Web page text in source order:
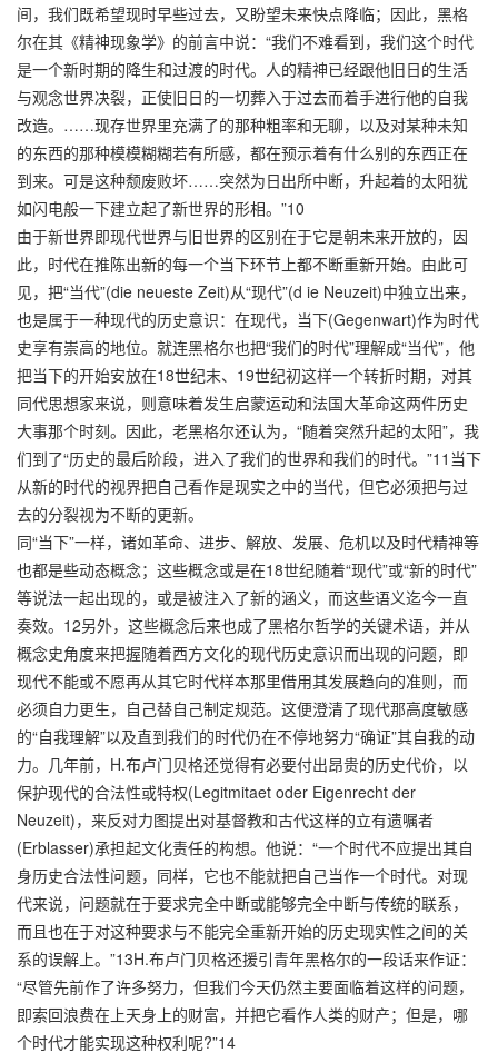
间，我们既希望现时早些过去，又盼望未来快点降临；因此，黑格
尔在其《精神现象学》的前言中说：“我们不难看到，我们这个时代
是一个新时期的降生和过渡的时代。人的精神已经跟他旧日的生活
与观念世界决裂，正使旧日的一切葬入于过去而着手进行他的自我
改造。……现存世界里充满了的那种粗率和无聊，以及对某种未知
的东西的那种模模糊糊若有所感，都在预示着有什么别的东西正在
到来。可是这种颓废败坏……突然为日出所中断，升起着的太阳犹
如闪电般一下建立起了新世界的形相。”10
由于新世界即现代世界与旧世界的区别在于它是朝未来开放的，因
此，时代在推陈出新的每一个当下环节上都不断重新开始。由此可
见，把“当代”(die neueste Zeit)从“现代”(d ie Neuzeit)中独立出来，
也是属于一种现代的历史意识：在现代，当下(Gegenwart)作为时代
史享有崇高的地位。就连黑格尔也把“我们的时代”理解成“当代”，他
把当下的开始安放在18世纪末、19世纪初这样一个转折时期，对其
同代思想家来说，则意味着发生启蒙运动和法国大革命这两件历史
大事那个时刻。因此，老黑格尔还认为，“随着突然升起的太阳”，我
们到了“历史的最后阶段，进入了我们的世界和我们的时代。”11当下
从新的时代的视界把自己看作是现实之中的当代，但它必须把与过
去的分裂视为不断的更新。
同“当下”一样，诸如革命、进步、解放、发展、危机以及时代精神等
也都是些动态概念；这些概念或是在18世纪随着“现代”或“新的时代”
等说法一起出现的，或是被注入了新的涵义，而这些语义迄今一直
奏效。12另外，这些概念后来也成了黑格尔哲学的关键术语，并从
概念史角度来把握随着西方文化的现代历史意识而出现的问题，即
现代不能或不愿再从其它时代样本那里借用其发展趋向的准则，而
必须自力更生，自己替自己制定规范。这便澄清了现代那高度敏感
的“自我理解”以及直到我们的时代仍在不停地努力“确证”其自我的动
力。几年前，H.布卢门贝格还觉得有必要付出昂贵的历史代价，以
保护现代的合法性或特权(Legitmitaet oder Eigenrecht der
Neuzeit)，来反对力图提出对基督教和古代这样的立有遗嘱者
(Erblasser)承担起文化责任的构想。他说：“一个时代不应提出其自
身历史合法性问题，同样，它也不能就把自己当作一个时代。对现
代来说，问题就在于要求完全中断或能够完全中断与传统的联系，
而且也在于对这种要求与不能完全重新开始的历史现实性之间的关
系的误解上。”13H.布卢门贝格还援引青年黑格尔的一段话来作证：
“尽管先前作了许多努力，但我们今天仍然主要面临着这样的问题，
即索回浪费在上天身上的财富，并把它看作人类的财产；但是，哪
个时代才能实现这种权利呢?”14